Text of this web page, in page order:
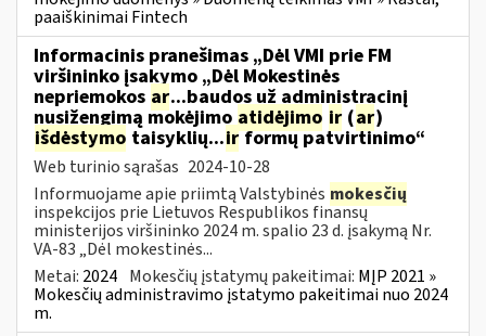
paaiškinimai Fintech
Informacinis pranešimas „Dėl VMI prie FM
viršininko įsakymo „Dėl Mokestinės
nepriemokos ar...baudos už administracinį
nusižengimą mokėjimo atidėjimo ir (ar)
išdėstymo taisyklių...irformų patvirtinimo“
Web turinio sąrašas 2024-10-28
Informuojame apie priimtą Valstybinės mokesčių
inspekcijos prie Lietuvos Respublikos finansų
ministerijos viršininko 2024 m. spalio 23 d. įsakymą Nr.
VA-83 „Dėl mokestinės...
Metai: 2024 Mokesčių įstatymų pakeitimai: MĮP 2021 »
Mokesčių administravimo įstatymo pakeitimai nuo 2024
m.